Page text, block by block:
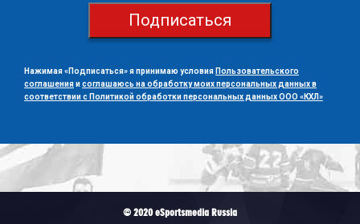
Подписаться
Нажимая «Подписаться» я принимаю условия Пользовательского
соглашенияисоглашаюсь на обработку моих персональных данных в
соответствии с Политикой обработки персональных данных ООО «КХЛ»
© 2020 eSportsmedia Russia